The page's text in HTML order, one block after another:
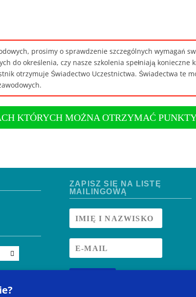
prosimy o sprawdzenie szczególnych wymagań
do określenia, czy nasze szkolenia spełniają konieczne
otrzymuje Świadectwo Uczestnictwa. Świadectwa te
KTÓRYCH MOŻNA OTRZYMAĆ
ZAPISZ SIĘ NA LISTĘ
MAILINGOWĄ